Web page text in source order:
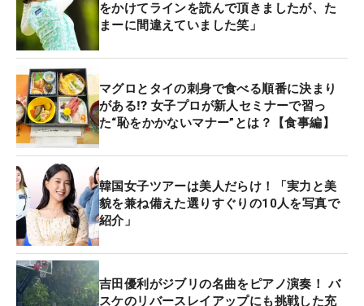
をかけてラインを読んで頂きましたが、た
まーに間違えていました笑」
マグロとタイの刺身で食べる順番に決まり
がある⁉ 女子プロが新人セミナーで習っ
た“恥をかかないマナー”とは？【食事編】
韓国女子ツアーは美人だらけ！「実力と美
貌を兼ね備えた選りすぐりの10人を写真で
紹介」
吉田優利がジブリの名曲をピアノ演奏！ バ
スケのリバースレイアップにも挑戦した充